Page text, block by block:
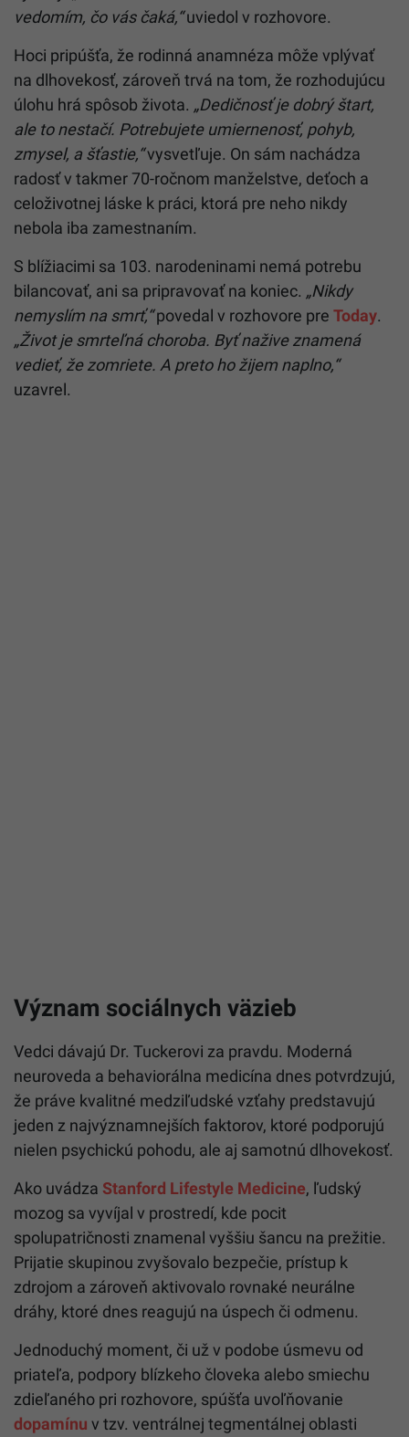
vedomím, čo vás čaká,“uviedol v rozhovore.
Hoci pripúšťa, že rodinná anamnéza môže vplývať
na dlhovekosť, zároveň trvá na tom, že rozhodujúcu
úlohu hrá spôsob života. „Dedičnosť je dobrý štart,
ale to nestačí. Potrebujete umiernenosť, pohyb,
zmysel, a šťastie,“vysvetľuje. On sám nachádza
radosť v takmer 70-ročnom manželstve, deťoch a
celoživotnej láske k práci, ktorá pre neho nikdy
nebola iba zamestnaním.
S blížiacimi sa 103. narodeninami nemá potrebu
bilancovať, ani sa pripravovať na koniec. „Nikdy
nemyslím na smrť,“povedal v rozhovore pre Today.
„Život je smrteľná choroba. Byť nažive znamená
vedieť, že zomriete. A preto ho žijem naplno,“
uzavrel.
Význam sociálnych väzieb
Vedci dávajú Dr. Tuckerovi za pravdu. Moderná
neuroveda a behaviorálna medicína dnes potvrdzujú,
že práve kvalitné medziľudské vzťahy predstavujú
jeden z najvýznamnejších faktorov, ktoré podporujú
nielen psychickú pohodu, ale aj samotnú dlhovekosť.
Ako uvádza Stanford Lifestyle Medicine, ľudský
mozog sa vyvíjal v prostredí, kde pocit
spolupatričnosti znamenal vyššiu šancu na prežitie.
Prijatie skupinou zvyšovalo bezpečie, prístup k
zdrojom a zároveň aktivovalo rovnaké neurálne
dráhy, ktoré dnes reagujú na úspech či odmenu.
Jednoduchý moment, či už v podobe úsmevu od
priateľa, podpory blízkeho človeka alebo smiechu
zdieľaného pri rozhovore, spúšťa uvoľňovanie
dopamínu v tzv. ventrálnej tegmentálnej oblasti